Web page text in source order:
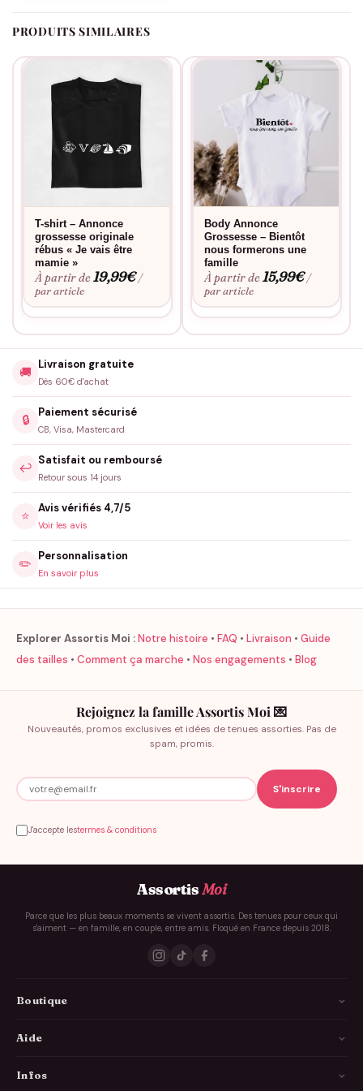
PRODUITS SIMILAIRES
T-shirt – Annonce
grossesse originale
rébus « Je vais être
mamie »
À partir de19,99€ /
par article
Body Annonce
Grossesse – Bientôt
nous formerons une
famille
À partir de15,99€ /
par article
🚚
Livraison gratuite
Dès 60€ d'achat
🔒
Paiement sécurisé
CB, Visa, Mastercard
↩️
Satisfait ou remboursé
Retour sous 14 jours
⭐
Avis vérifiés 4,7/5
Voir les avis
✏️
Personnalisation
En savoir plus
Explorer Assortis Moi :Notre histoire • FAQ • Livraison • Guide
des tailles • Comment ça marche • Nos engagements • Blog
Rejoignez la famille Assortis Moi 💌
Nouveautés, promos exclusives et idées de tenues assorties. Pas de
spam, promis.
J'accepte lestermes & conditions
AssortisMoi
Parce que les plus beaux moments se vivent assortis. Des tenues pour ceux qui
s'aiment — en famille, en couple, entre amis. Floqué en France depuis 2018.
Boutique
Aide
Infos